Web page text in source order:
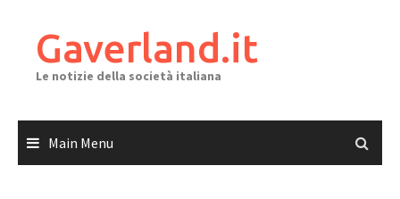
contentGaverland.it
Le notizie della società italiana
Main Menu